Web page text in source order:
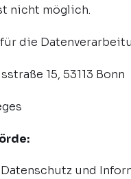
nicht möglich.
die
15, 53113 Bonn
und